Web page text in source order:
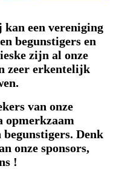
een vereniging
begunstigers en
zijn al onze
zeer erkentelijk
van onze
opmerkzaam
begunstigers. Denk
onze sponsors,
!